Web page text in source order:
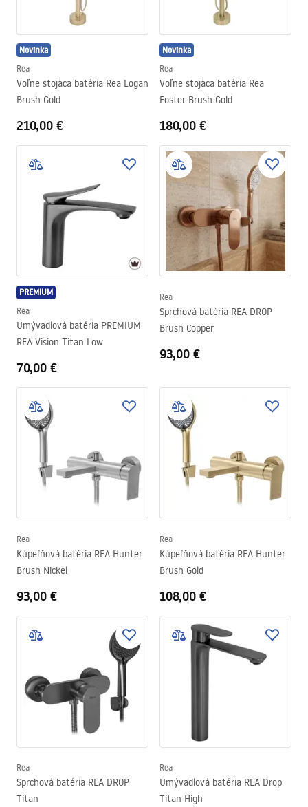
Novinka
Rea
Voľne stojaca batéria Rea Logan
Brush Gold
210,00 €
Novinka
Rea
Voľne stojaca batéria Rea
Foster Brush Gold
180,00 €
PREMIUM
Rea
Umývadlová batéria PREMIUM
REA Vision Titan Low
70,00 €
Rea
Sprchová batéria REA DROP
Brush Copper
93,00 €
Rea
Kúpeľňová batéria REA Hunter
Brush Nickel
93,00 €
Rea
Kúpeľňová batéria REA Hunter
Brush Gold
108,00 €
Rea
Sprchová batéria REA DROP
Titan
Rea
Umývadlová batéria REA Drop
Titan High